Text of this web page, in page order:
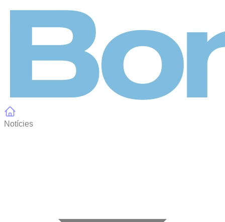
Notícies